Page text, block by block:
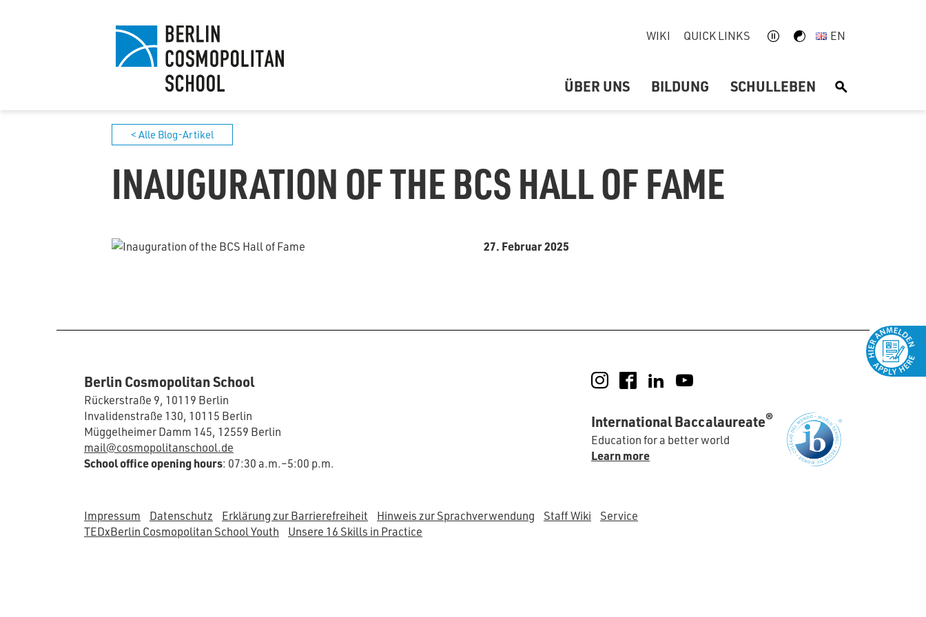
WIKI QUICK LINKS EN
ÜBER UNS BILDUNG SCHULLEBEN S
< Alle Blog-Artikel
INAUGURATION OF THE BCS HALL OF FAME
27. Februar 2025
Berlin Cosmopolitan School
Rückerstraße 9, 10119 Berlin
Invalidenstraße 130, 10115 Berlin
Müggelheimer Damm 145, 12559 Berlin
mail@cosmopolitanschool.de
School office opening hours: 07:30 a.m.–5:00 p.m.
Instagram
FacebookLinkedIn
International Baccalaureate®
Education for a better world
Learn more
Impressum Datenschutz Erklärung zur Barrierefreiheit Hinweis zur Sprachverwendung Staff Wiki
Service
TEDxBerlin Cosmopolitan School Youth
Unsere 16 Skills in Practice